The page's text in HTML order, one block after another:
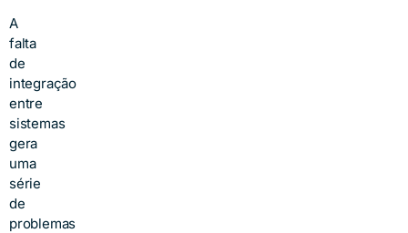
A
falta
de
integração
entre
sistemas
gera
uma
série
de
problemas